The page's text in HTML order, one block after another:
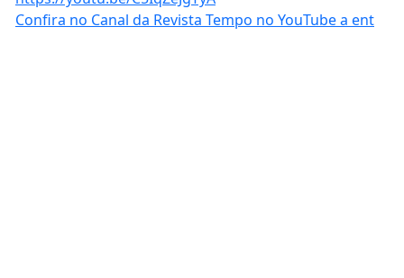
Confira no Canal da Revista Tempo no YouTube a ent